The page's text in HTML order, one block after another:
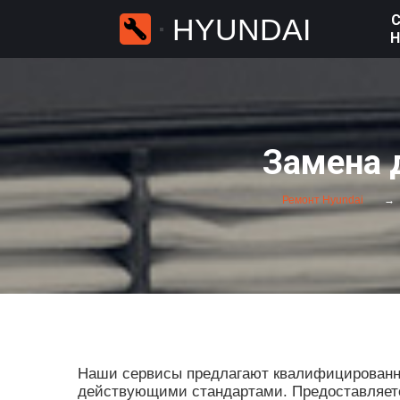
HYUNDAI
Замена
Ремонт Hyundai
Наши сервисы предлагают
действующими стандартами.